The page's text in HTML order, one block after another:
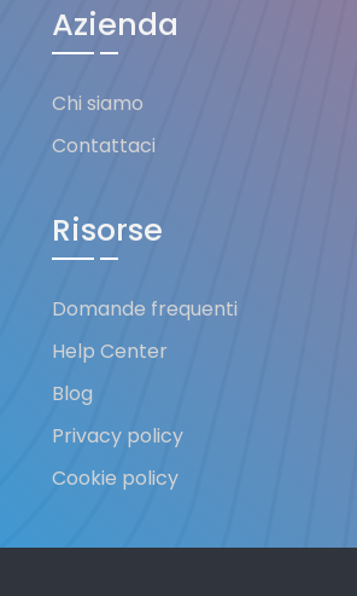
Azienda
Chi siamo
Contattaci
Risorse
Domande frequenti
Help Center
Blog
Privacy policy
Cookie policy